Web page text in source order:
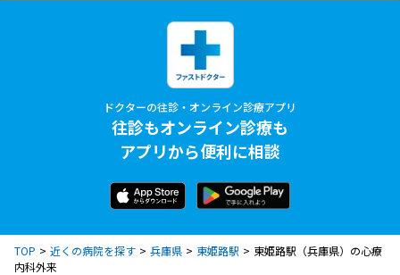
ドクターの往診・オンライン診療アプリ
往診もオンライン診療も
アプリから便利に相談
TOP 近くの病院を探す 兵庫県 東姫路駅
東姫路駅（兵庫県）の心療
内科外来